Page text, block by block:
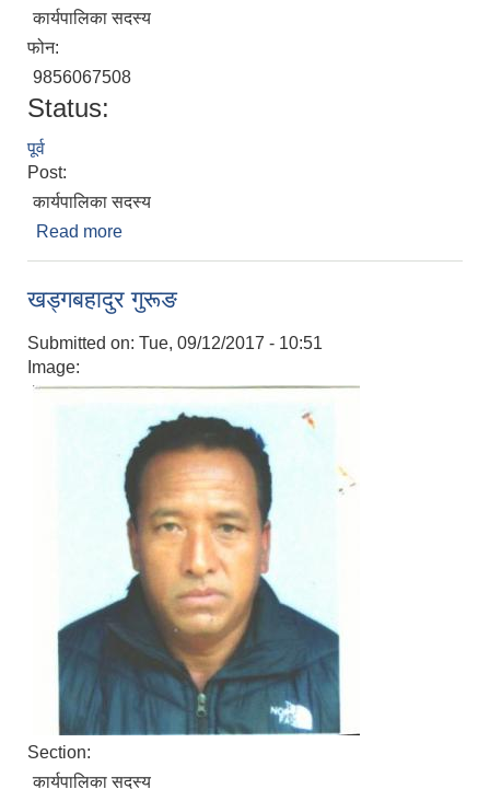
कार्यपालिका सदस्य
फोन:
9856067508
Status:
पूर्व
Post:
कार्यपालिका सदस्य
Read more
खड्गबहादुर गुरूङ
Submitted on: Tue, 09/12/2017 - 10:51
Image:
Section:
कार्यपालिका सदस्य